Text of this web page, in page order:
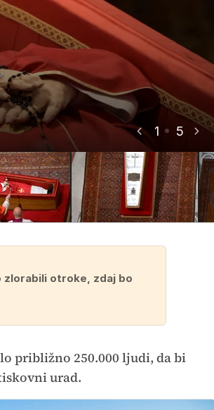
1 5
zlorabili otroke, zdaj bo
približno 250.000 ljudi, da bi
urad.